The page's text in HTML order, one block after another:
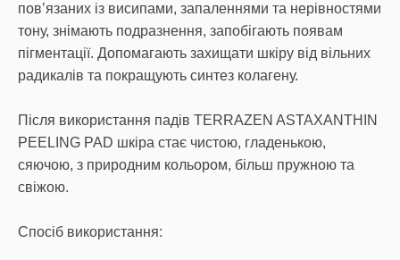
пов’язаних із висипами, запаленнями та нерівностями
тону, знімають подразнення, запобігають появам
пігментації. Допомагають захищати шкіру від вільних
радикалів та покращують синтез колагену.
Після використання падів TERRAZEN ASTAXANTHIN
PEELING PAD шкіра стає чистою, гладенькою,
сяючою, з природним кольором, більш пружною та
свіжою.
Спосіб використання: